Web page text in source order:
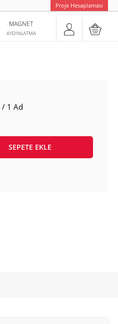
Proje Hesaplaması
MAGNET
AYDINLATMA
/ 1 Ad
SEPETE EKLE